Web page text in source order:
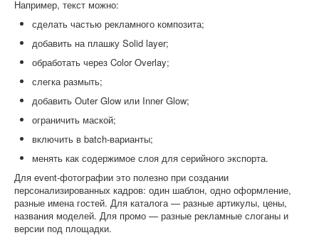
Например, текст можно:
сделать частью рекламного композита;
добавить на плашку Solid layer;
обработать через Color Overlay;
слегка размыть;
добавить Outer Glow или Inner Glow;
ограничить маской;
включить в batch-варианты;
менять как содержимое слоя для серийного экспорта.
Для event-фотографии это полезно при создании
персонализированных кадров: один шаблон, одно оформление,
разные имена гостей. Для каталога — разные артикулы, цены,
названия моделей. Для промо — разные рекламные слоганы и
версии под площадки.